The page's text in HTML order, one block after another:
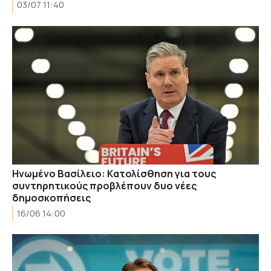
03/07 11:40
Ηνωμένο Βασίλειο: Kατολίσθηση για τους
συντηρητικούς προβλέπουν δυο νέες
δημοσκοπήσεις
16/06 14:00